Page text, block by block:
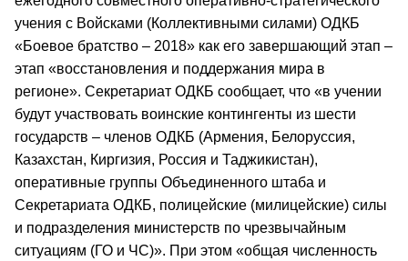
учения с Войсками (Коллективными силами) ОДКБ
«Боевое братство – 2018» как его завершающий этап –
этап «восстановления и поддержания мира в
регионе». Секретариат ОДКБ сообщает, что «в учении
будут участвовать воинские контингенты из шести
государств – членов ОДКБ (Армения, Белоруссия,
Казахстан, Киргизия, Россия и Таджикистан),
оперативные группы Объединенного штаба и
Секретариата ОДКБ, полицейские (милицейские) силы
и подразделения министерств по чрезвычайным
ситуациям (ГО и ЧС)». При этом «общая численность